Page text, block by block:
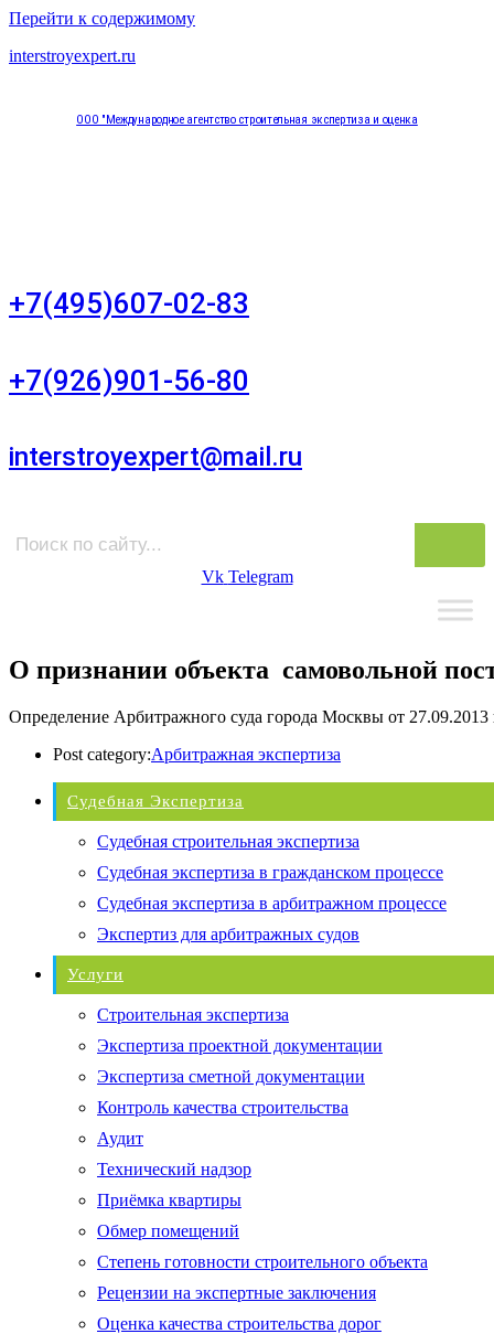
Перейти к содержимому
interstroyexpert.ru
ООО "Международное агентство строительная экспертиза и оценка
+7(495)607-02-83
+7(926)901-56-80
interstroyexpert@mail.ru
Vk Telegram
О признании объекта самовольной
Определение Арбитражного суда города Москвы от 27.09.2013
Post category:Арбитражная экспертиза
Судебная Экспертиза
Судебная строительная экспертиза
Судебная экспертиза в гражданском процессе
Судебная экспертиза в арбитражном процессе
Экспертиз для арбитражных судов
Услуги
Строительная экспертиза
Экспертиза проектной документации
Экспертиза сметной документации
Контроль качества строительства
Аудит
Технический надзор
Приёмка квартиры
Обмер помещений
Степень готовности строительного объекта
Рецензии на экспертные заключения
Оценка качества строительства дорог